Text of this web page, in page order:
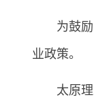
为鼓
业政策。
太原